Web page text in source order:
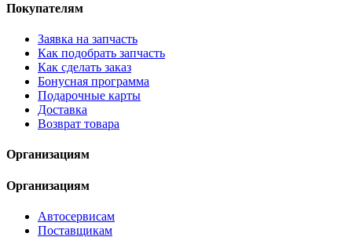
Покупателям
Заявка на запчасть
Как подобрать запчасть
Как сделать заказ
Бонусная программа
Подарочные карты
Доставка
Возврат товара
Организациям
Организациям
Автосервисам
Поставщикам